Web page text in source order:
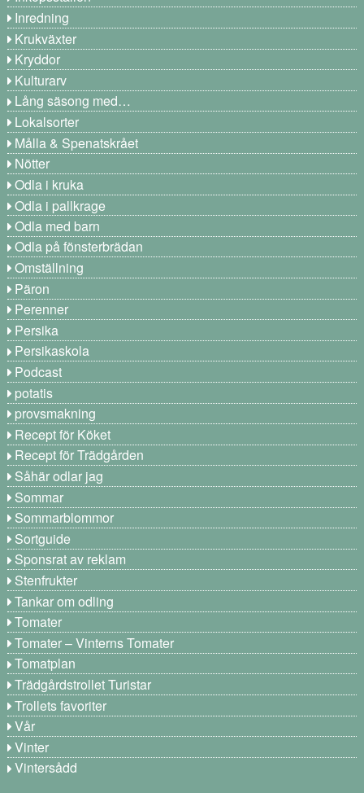
Inredning
Krukväxter
Kryddor
Kulturarv
Lång säsong med…
Lokalsorter
Målla & Spenatskrået
Nötter
Odla i kruka
Odla i pallkrage
Odla med barn
Odla på fönsterbrädan
Omställning
Päron
Perenner
Persika
Persikaskola
Podcast
potatis
provsmakning
Recept för Köket
Recept för Trädgården
Såhär odlar jag
Sommar
Sommarblommor
Sortguide
Sponsrat av reklam
Stenfrukter
Tankar om odling
Tomater
Tomater – Vinterns Tomater
Tomatplan
Trädgårdstrollet Turistar
Trollets favoriter
Vår
Vinter
Vintersådd